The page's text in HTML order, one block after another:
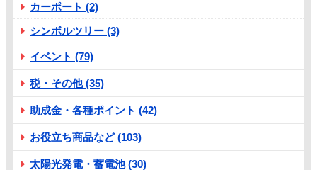
カーポート (2)
シンボルツリー (3)
イベント (79)
税・その他 (35)
助成金・各種ポイント (42)
お役立ち商品など (103)
太陽光発電・蓄電池 (30)